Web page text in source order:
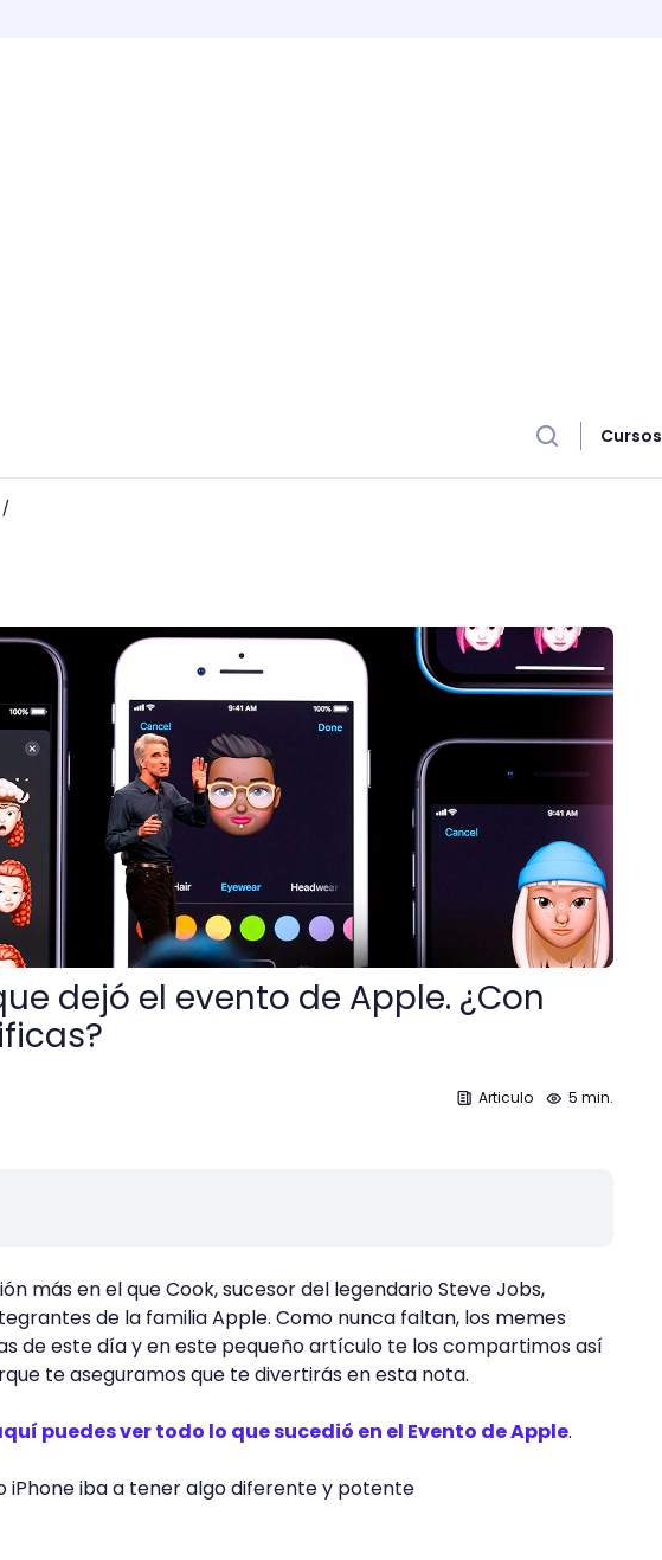
Cursos
/
de Apple. ¿Con cuál te identificas?
dejó el evento de Apple. ¿Con
Articulo 5 min.
más en el que Cook, sucesor del legendario Steve Jobs,
de la familia Apple. Como nunca faltan, los memes
de este día y en este pequeño artículo te los compartimos así
te aseguramos que te divertirás en esta nota.
puedes ver todo lo que sucedió en el Evento de Apple.
iPhone iba a tener algo diferente y potente